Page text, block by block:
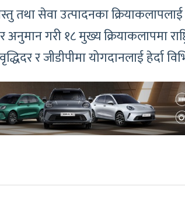
तथा सेवा उत्पादनका
गरी १८ मुख्य क्रियाकलापमा
र जीडीपीमा योगदानलाई हेर्दा